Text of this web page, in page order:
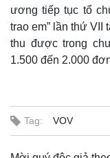
ương tiếp tục tổ
trao em” lần thứ
thu được trong
1.500 đến 2.000
Tag: VOV